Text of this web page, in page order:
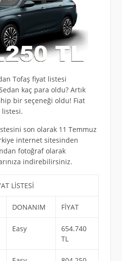
Tofaş fiyat listesi
kaç para oldu? Artık
bir seçeneği oldu! Fiat
listesi.
son olarak 11 Temmuz
internet sitesinden
fotoğraf olarak
indirebilirsiniz.
LİSTESİ
DONANIM FİYAT
Easy
654.740
TL